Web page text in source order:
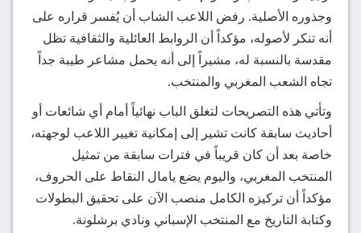
وجذوره الأصلية. رفض اللاعب الشاب أن يُفسر قراره على
أنه تنكر لأصوله، مؤكداً أن الروابط العائلية والثقافية تظل
مقدسة بالنسبة له، مشيراً إلى أنه يحمل مشاعر طيبة جداً
تجاه الشعب المغربي والمنتخب.
وتأتي هذه التصريحات لتغلق الباب نهائياً أمام أي شائعات أو
أحاديث سابقة كانت تشير إلى إمكانية تغيير اللاعب لوجهته،
خاصة بعد أن كان قريباً في فترات سابقة من تمثيل
المنتخب المغربي، واليوم يضع يامال النقاط على الحروف،
مؤكداً أن تركيزه الكامل منصب الآن على تحقيق البطولات
وكتابة التاريخ مع المنتخب الإسباني ونادي برشلونة.